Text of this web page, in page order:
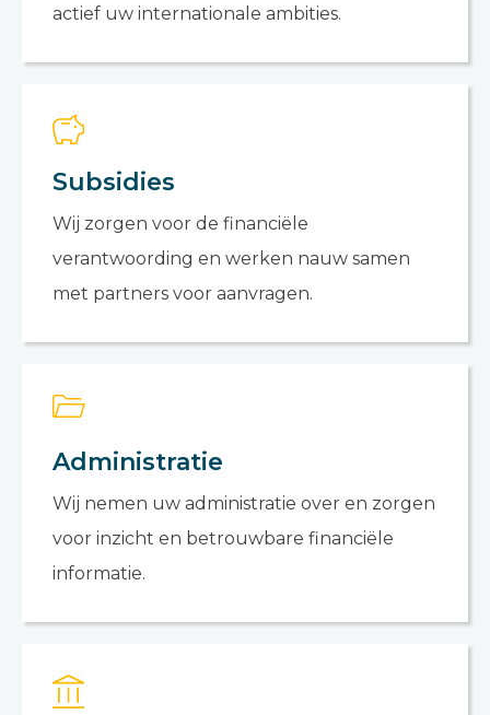
actief uw internationale ambities.
Subsidies
Wij zorgen voor de financiële
verantwoording en werken nauw samen
met partners voor aanvragen.
Administratie
Wij nemen uw administratie over en zorgen
voor inzicht en betrouwbare financiële
informatie.